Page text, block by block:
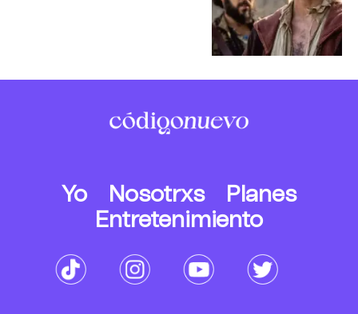
Yo Nosotrxs
Planes
Entretenimiento